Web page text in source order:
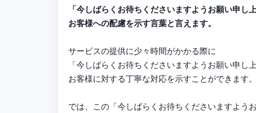
「今しばらくお待ちくださいますようお願い申し
お客様への配慮を示す言葉と言えます。
サービスの提供に少々時間がかかる際に
「今しばらくお待ちくださいますようお願い申し
お客様に対する丁寧な対応を示すことができます。
では、この「今しばらくお待ちくださいますよう